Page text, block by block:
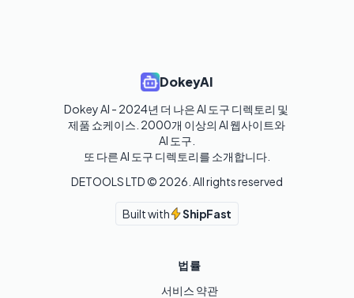
DokeyAI
Dokey AI - 2024년 더 나은 AI 도구 디렉토리 및
제품 쇼케이스. 2000개 이상의 AI 웹사이트와
AI 도구.
또 다른 AI 도구 디렉토리를 소개합니다.
DETOOLS LTD © 2026 . All rights reserved
Built with ShipFast
법률
서비스 약관